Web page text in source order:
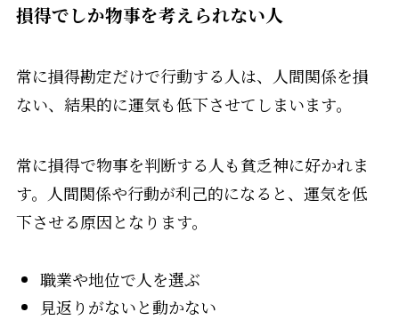
損得でしか物事を考えられない人
常に損得勘定だけで行動する人は、人間関係を損
ない、結果的に運気も低下させてしまいます。
常に損得で物事を判断する人も貧乏神に好かれま
す。人間関係や行動が利己的になると、運気を低
下させる原因となります。
職業や地位で人を選ぶ
見返りがないと動かない